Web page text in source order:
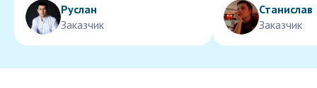
Руслан
Заказчик
Станислав
Заказчик